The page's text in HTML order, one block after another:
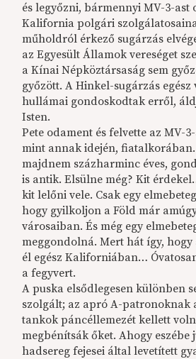
és legyőzni, bármennyi MV-3-ast
Kalifornia polgári
műholdról érkező sugárzás
az Egyesült Államok vereséget
a Kínai Népköztársaság sem
győzött. A Hinkel-sugárzás
hullámai gondoskodtak erről,
Isten.
Pete odament és felvette az MV-
mint annak idején,
majdnem százharminc éves,
is antik. Elsülne még? Kit
kit lelőni vele. Csak egy
hogy gyilkoljon a Föld már
városaiban. És még egy
meggondolná. Mert hát így,
él egész Kaliforniában…
a fegyvert.
A puska elsődlegesen különben
szolgált; az apró A-patronoknak
tankok páncéllemezét kellett
megbénítsák őket. Ahogy eszébe
hadsereg fejesei által levetített